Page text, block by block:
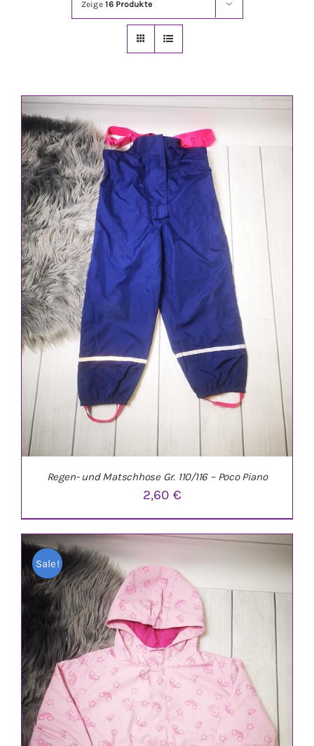
Accesoires
Schuhe / Socken
Spielzeug
Babyausstattung
Krims Krams
Zeige16 Produkte
IN DEN WARENKORB / DETAILS
Regen- und Matschhose Gr. 110/116 – Poco Piano
2,60€
Sale!